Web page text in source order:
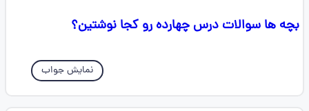
بچه ها سوالات درس چهارده رو کجا نوشتین؟
نمایش جواب